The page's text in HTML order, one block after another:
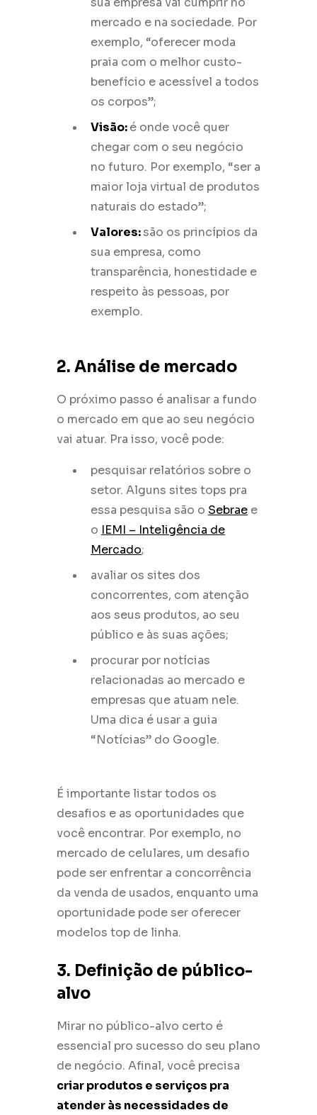
mercado e na sociedade. Por
exemplo, “oferecer moda
praia com o melhor custo-
benefício e acessível a todos
os corpos”;
Visão:é onde você quer
chegar com o seu negócio
no futuro. Por exemplo, “ser a
maior loja virtual de produtos
naturais do estado”;
Valores:são os princípios da
sua empresa, como
transparência, honestidade e
respeito às pessoas, por
exemplo.
2. Análise de mercado
O próximo passo é analisar a fundo
o mercado em que ao seu negócio
vai atuar. Pra isso, você pode:
pesquisar relatórios sobre o
setor. Alguns sites tops pra
essa pesquisa são o Sebrae e
o IEMI – Inteligência de
Mercado;
avaliar os sites dos
concorrentes, com atenção
aos seus produtos, ao seu
público e às suas ações;
procurar por notícias
relacionadas ao mercado e
empresas que atuam nele.
Uma dica é usar a guia
“Notícias” do Google.
É importante listar todos os
desafios e as oportunidades que
você encontrar. Por exemplo, no
mercado de celulares, um desafio
pode ser enfrentar a concorrência
da venda de usados, enquanto uma
oportunidade pode ser oferecer
modelos top de linha.
3. Definição de público-
alvo
Mirar no público-alvo certo é
essencial pro sucesso do seu plano
de negócio. Afinal, você precisa
criar produtos e serviços pra
atender às necessidades de